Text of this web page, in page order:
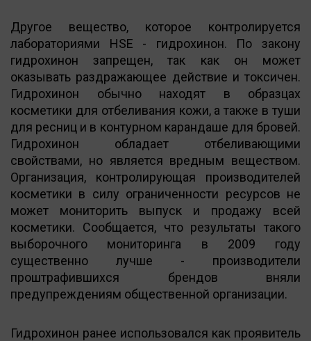
Другое вещество, которое контролируется
лабораториями HSE - гидрохинон. По закону
гидрохинон запрещен, так как он может
оказывать раздражающее действие и токсичен.
Гидрохинон обычно находят в образцах
косметики для отбеливания кожи, а также в туши
для ресниц и в контурном карандаше для бровей.
Гидрохинон обладает отбеливающими
свойствами, но является вредным веществом.
Организация, контролирующая производителей
косметики в силу ограниченности ресурсов не
может мониторить выпуск и продажу всей
косметики. Сообщается, что результаты такого
выборочного мониторинга в 2009 году
существенно лучше - производители
проштрафившихся брендов вняли
предупреждениям общественной организации.
Гидрохинон ранее использовался как проявитель